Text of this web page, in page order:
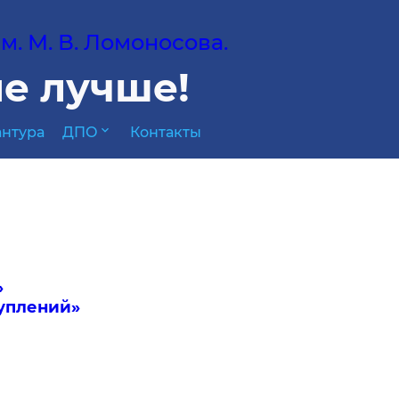
М. В. Ломоносова.
лучше!
ДПО expand_more Контакты